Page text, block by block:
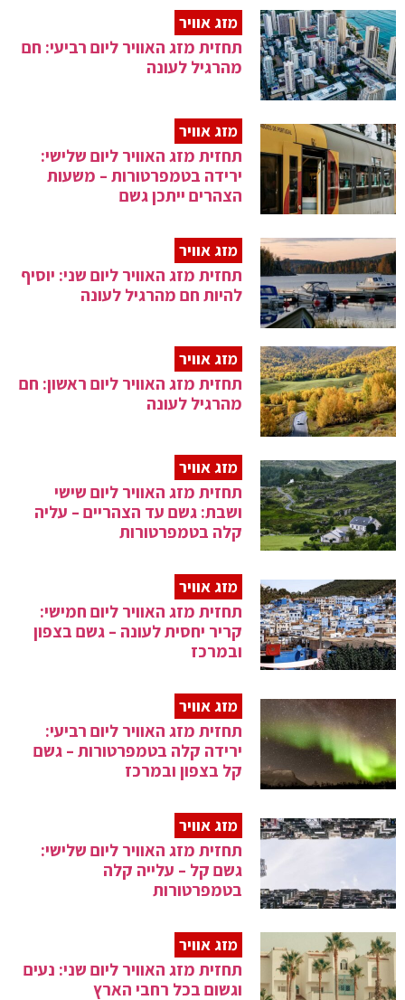
מזג אוויר
תחזית מזג האוויר ליום רביעי: חם
מהרגיל לעונה
מזג אוויר
תחזית מזג האוויר ליום שלישי:
ירידה בטמפרטורות – משעות
הצהרים ייתכן גשם
מזג אוויר
תחזית מזג האוויר ליום שני: יוסיף
להיות חם מהרגיל לעונה
מזג אוויר
תחזית מזג האוויר ליום ראשון: חם
מהרגיל לעונה
מזג אוויר
תחזית מזג האוויר ליום שישי
ושבת: גשם עד הצהריים – עליה
קלה בטמפרטורות
מזג אוויר
תחזית מזג האוויר ליום חמישי:
קריר יחסית לעונה – גשם בצפון
ובמרכז
מזג אוויר
תחזית מזג האוויר ליום רביעי:
ירידה קלה בטמפרטורות – גשם
קל בצפון ובמרכז
מזג אוויר
תחזית מזג האוויר ליום שלישי:
גשם קל – עלייה קלה
בטמפרטורות
מזג אוויר
תחזית מזג האוויר ליום שני: נעים
וגשום בכל רחבי הארץ